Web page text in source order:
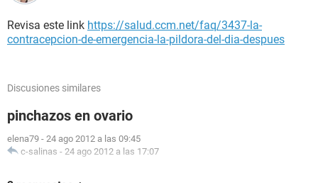
Revisa este link https://salud.ccm.net/faq/3437-la-
contracepcion-de-emergencia-la-pildora-del-dia-despues
Discusiones similares
pinchazos en ovario
elena79 - 24 ago 2012 a las 09:45
c-salinas - 24 ago 2012 a las 17:07